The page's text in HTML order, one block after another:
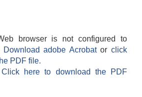
browser is not configured to
Download adobe Acrobatorclick
PDF file.
Click here to download the PDF